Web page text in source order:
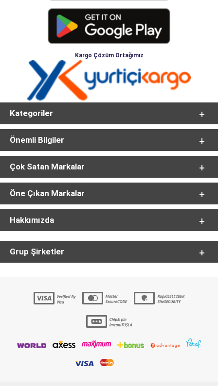
Kargo Çözüm Ortağımız
Kategoriler
Önemli Bilgiler
Çok Satan Markalar
Öne Çıkan Markalar
Hakkımızda
Grup Şirketler